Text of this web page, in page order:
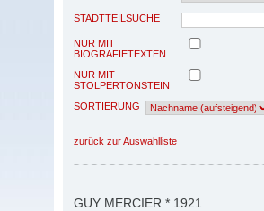
STADTTEILSUCHE
NUR MIT
BIOGRAFIETEXTEN
NUR MIT
STOLPERTONSTEIN
SORTIERUNG
zurück zur Auswahlliste
GUY MERCIER * 1921